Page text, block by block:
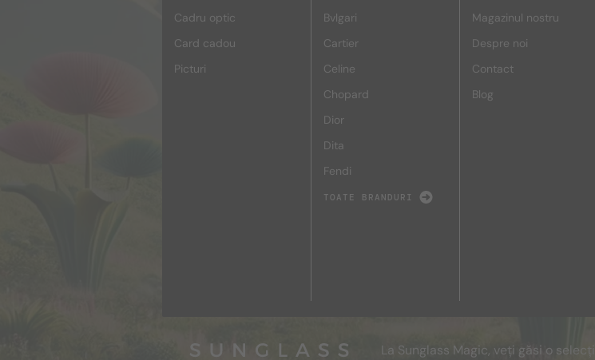
Cadru optic
Card cadou
Picturi
Bvlgari
Cartier
Celine
Chopard
Dior
Dita
Fendi
TOATE BRANDURI
Magazinul nostru
Despre noi
Contact
Blog
La Sunglass Magic, veți găsi o